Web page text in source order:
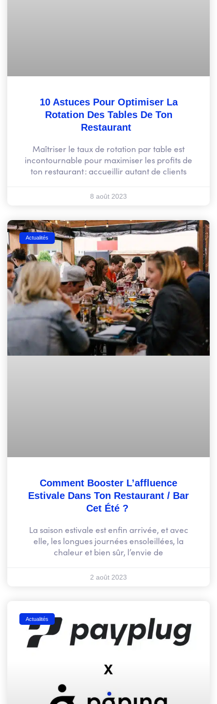
10 Astuces Pour Optimiser La
Rotation Des Tables De Ton
Restaurant
Maîtriser le taux de rotation par table est
incontournable pour maximiser les profits de
ton restaurant : accueillir autant de clients
8 août 2023
Actualités
Comment Booster L’affluence
Estivale Dans Ton Restaurant / Bar
Cet Été ?
La saison estivale est enfin arrivée, et avec
elle, les longues journées ensoleillées, la
chaleur et bien sûr, l’envie de
2 août 2023
Actualités